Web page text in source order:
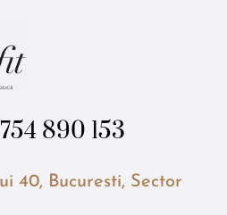
890 153
40, Bucuresti, Sector